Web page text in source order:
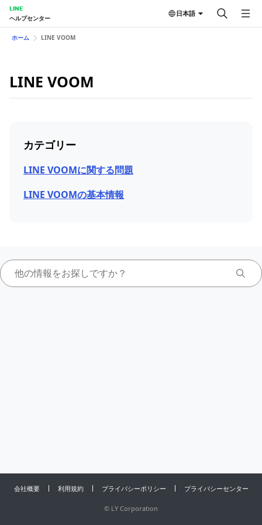
LINE
ヘルプセンター
日本語
ホーム LINE VOOM
LINE VOOM
カテゴリー
LINE VOOMに関する問題
LINE VOOMの基本情報
会社概要 利用規約 プライバシーポリシー プライバシーセンター
© LY Corporation